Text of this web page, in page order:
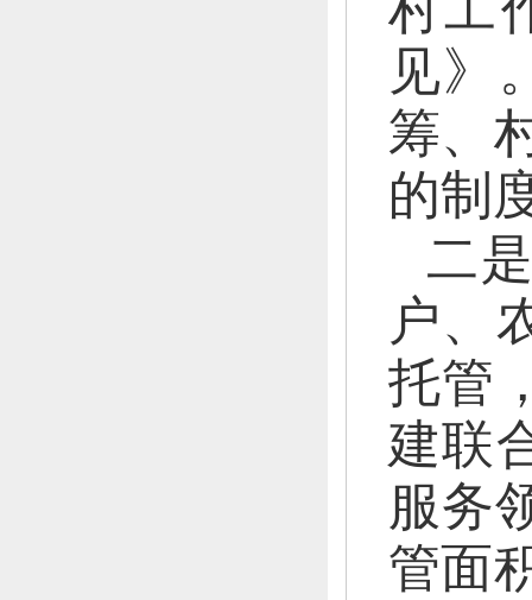
见》
筹、
的制
二
户、
托管
建联
服务
管面